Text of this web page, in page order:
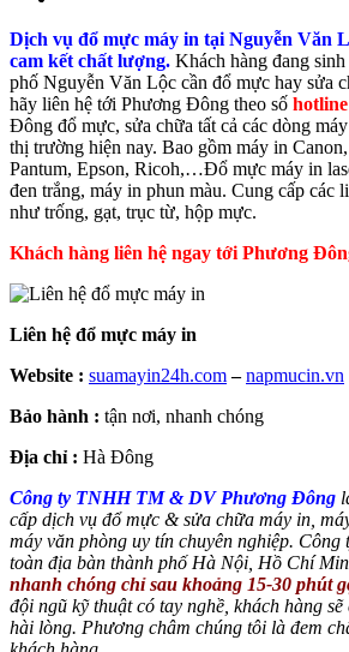
Dịch vụ đổ mực máy in tại Nguyễn Văn
cam kết chất lượng. Khách hàng đang
phố Nguyễn Văn Lộc cần đổ mực hay sửa
hãy liên hệ tới Phương Đông theo số
Đông đổ mực, sửa chữa tất cả các dòng
thị trường hiện nay. Bao gồm máy in
Pantum, Epson, Ricoh,…Đổ mực máy in
đen trắng, máy in phun màu. Cung cấp các
như trống, gạt, trục từ, hộp mực.
Khách hàng liên hệ ngay tới Phương
Liên hệ đổ mực máy in
Website : suamayin24h.com – napmucin.vn
Bảo hành : tận nơi, nhanh chóng
Địa chỉ : Hà Đông
Công ty TNHH TM & DV Phương Đông
cấp dịch vụ đổ mực & sửa chữa máy in,
máy văn phòng uy tín chuyên nghiệp. Công
toàn địa bàn thành phố Hà Nội, Hồ Chí
nhanh chóng chỉ sau khoảng 15-30 phút
đội ngũ kỹ thuật có tay nghề, khách hàng
hài lòng. Phương châm chúng tôi là đem